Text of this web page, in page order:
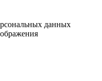
данных